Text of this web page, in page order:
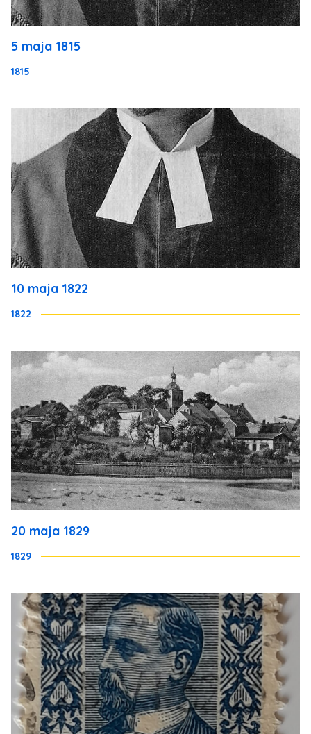
5 maja 1815
1815
10 maja 1822
1822
20 maja 1829
1829